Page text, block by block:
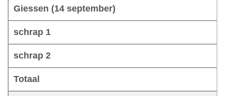
Giessen (14 september)
schrap 1
schrap 2
Totaal